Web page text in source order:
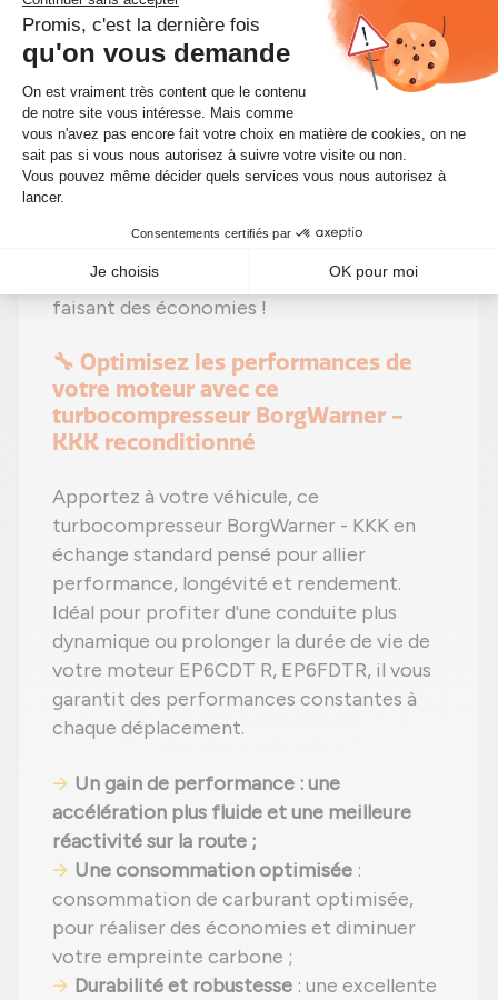
;
Étape 6 :Contrôle qualité
sur banc
En choisissant unturbo reconditionné,
vous faites un pari gagnant :performances
identiques
moins de dépenses (avec un
et un
hésiter ? Renforcez votre moteur tout en
faisant des économies !
🔧 Optimisez les performances de
votre moteur avec ce
turbocompresseur BorgWarner -
KKK reconditionné
Apportez à votre véhicule, ce
turbocompresseur BorgWarner - KKK en
échange standard pensé pour allier
performance, longévité et rendement.
Idéal pour profiter d'une conduite plus
dynamique ou prolonger la durée de vie de
votre moteur EP6CDT R, EP6FDTR, il vous
garantit des performances constantes à
chaque déplacement.
Un gain de performance : une
accélération plus fluide et une meilleure
réactivité sur la route ;
Une consommation optimisée :
consommation de carburant optimisée,
pour réaliser des économies et diminuer
votre empreinte carbone ;
Durabilité et robustesse : une excellente